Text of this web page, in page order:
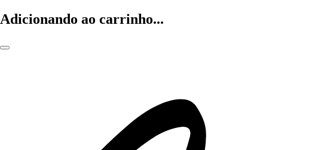
Adicionando ao carrinho...